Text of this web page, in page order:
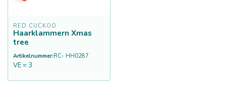
RED CUCKOO
Haarklammern Xmas
tree
Artikelnummer:RC- HH0287
VE = 3